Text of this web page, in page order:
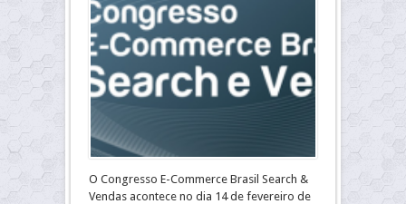
O Congresso E-Commerce Brasil Search &
Vendas acontece no dia 14 de fevereiro de